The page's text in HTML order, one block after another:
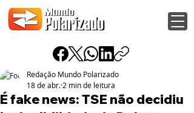
É fake news: TSE não decidiu
Redação Mundo Polarizado
18 de abr. 2 min de leitura